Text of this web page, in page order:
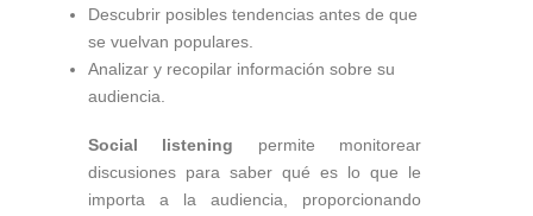
Descubrir posibles tendencias antes de que
se vuelvan populares.
Analizar y recopilar información sobre su
audiencia.
Social listening permite monitorear
discusiones para saber qué es lo que le
importa a la audiencia, proporcionando